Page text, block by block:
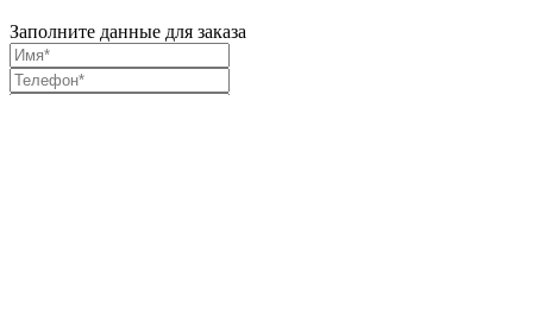
Заполните данные для заказа